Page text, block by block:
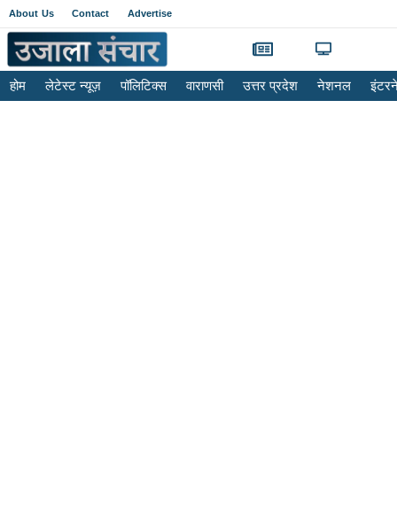
About Us Contact Advertise
होम लेटेस्ट न्यूज़ पॉलिटिक्स वाराणसी उत्तर प्रदेश नेशनल